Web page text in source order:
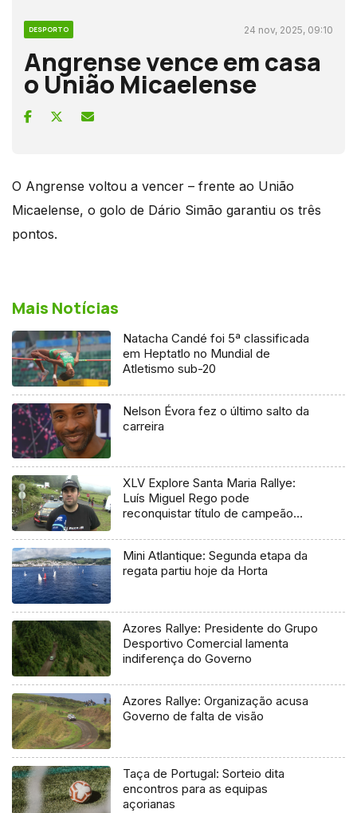
DESPORTO 24 nov, 2025, 09:10
Angrense vence em casa
o União Micaelense
O Angrense voltou a vencer – frente ao União
Micaelense, o golo de Dário Simão garantiu os três
pontos.
Mais Notícias
Natacha Candé foi 5ª classificada
em Heptatlo no Mundial de
Atletismo sub-20
Nelson Évora fez o último salto da
carreira
XLV Explore Santa Maria Rallye:
Luís Miguel Rego pode
reconquistar título de campeão
Mini Atlantique: Segunda etapa da
regata partiu hoje da Horta
Azores Rallye: Presidente do Grupo
Desportivo Comercial lamenta
indiferença do Governo
Azores Rallye: Organização acusa
Governo de falta de visão
Taça de Portugal: Sorteio dita
encontros para as equipas
açorianas